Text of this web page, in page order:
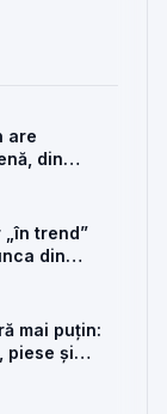
are
din
trend”
din
mai puțin:
piese și